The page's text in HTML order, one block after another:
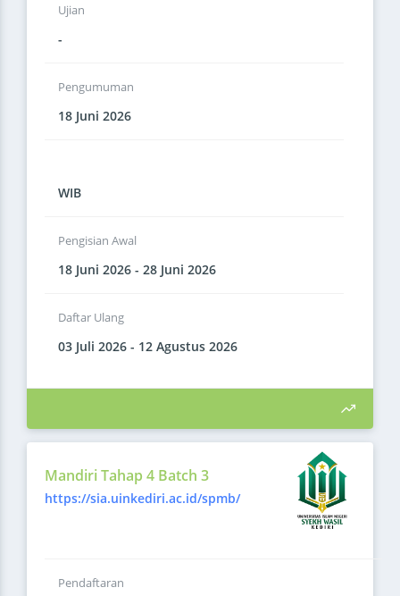
Ujian
-
Pengumuman
18 Juni 2026
WIB
Pengisian Awal
18 Juni 2026 - 28 Juni 2026
Daftar Ulang
03 Juli 2026 - 12 Agustus 2026
Mandiri Tahap 4 Batch 3
https://sia.uinkediri.ac.id/spmb/
Pendaftaran